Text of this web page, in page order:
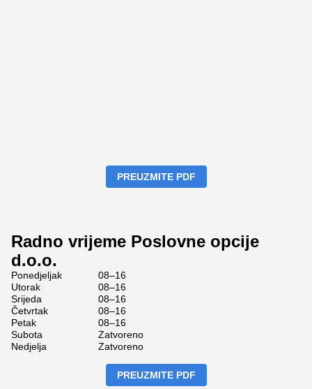
PREUZMITE PDF
Radno vrijeme Poslovne opcije
d.o.o.
Ponedjeljak
08–16
Utorak
08–16
Srijeda
08–16
Četvrtak
08–16
Petak
08–16
Subota
Zatvoreno
Nedjelja
Zatvoreno
PREUZMITE PDF